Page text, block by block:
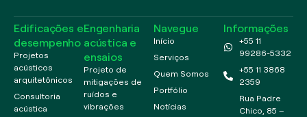
Navegue
Início
Serviços
Quem Somos
Portfólio
Notícias
Edificações e
desempenho
Projetos
acústicos
arquitetônicos
Consultoria
acústica
Engenharia
acústica e
ensaios
Projeto de
mitigações de
ruídos e
vibrações
Informações
+55 11
99286-5332
+55 11 3868
2359
Rua Padre
Chico, 85 –